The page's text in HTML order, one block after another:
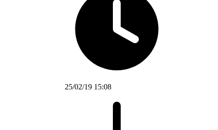
25/02/19 15:08